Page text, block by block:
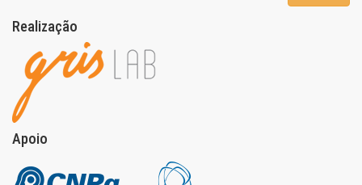
Realização
Apoio